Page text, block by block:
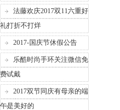
法藤欢庆2017双11六重好
礼打折不打烊
2017-国庆节休假公告
乐酷时尚手环关注微信免
费试戴
2017双节同庆有母亲的端
午是美好的